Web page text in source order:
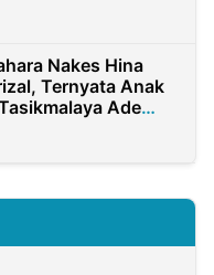
Nakes Hina
Ternyata Anak
Ade